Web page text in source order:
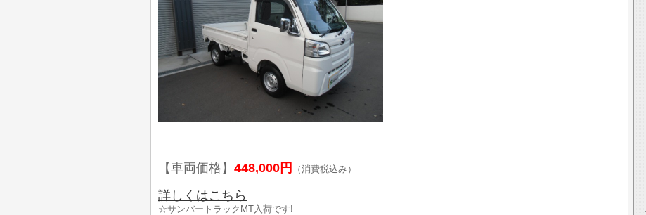
【車両価格】 448,000円 （消費税込み）
詳しくはこちら
☆サンバートラックMT入荷です!